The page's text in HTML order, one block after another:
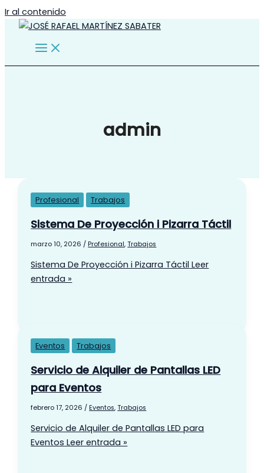
Ir al contenido
admin
Profesional Trabajos
Sistema De Proyección i Pizarra Táctil
marzo 10, 2026 / Profesional,Trabajos
Sistema De Proyección i Pizarra Táctil Leer
entrada »
Eventos Trabajos
Servicio de Alquiler de Pantallas LED
para Eventos
febrero 17, 2026 / Eventos,Trabajos
Servicio de Alquiler de Pantallas LED para
Eventos Leer entrada »